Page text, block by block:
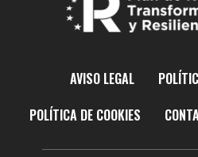
AVISO LEGAL
POLÍTICA DE COOKIES